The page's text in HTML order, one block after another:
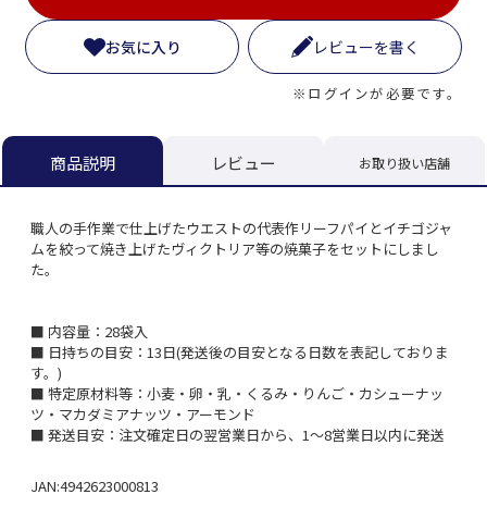
お気に入り レビューを書く
※ログインが必要です。
商品説明 レビュー お取り扱い店舗
職人の手作業で仕上げたウエストの代表作リーフパイとイチゴジャ
ムを絞って焼き上げたヴィクトリア等の焼菓子をセットにしまし
た。
■ 内容量：28袋入
■ 日持ちの目安：13日(発送後の目安となる日数を表記しておりま
す。)
■ 特定原材料等：小麦・卵・乳・くるみ・りんご・カシューナッ
ツ・マカダミアナッツ・アーモンド
■ 発送目安：注文確定日の翌営業日から、1～8営業日以内に発送
JAN:4942623000813